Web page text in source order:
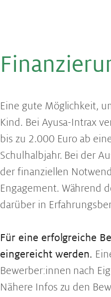
Eine gute Möglichkeit,
Kind. Bei Ayusa-Intrax
bis zu 2.000 Euro ab
Schulhalbjahr. Bei der
der finanziellen
Engagement. Während
darüber in
Für eine erfolgreiche
eingereicht werden.
Bewerber:innen nach
Nähere Infos zu den